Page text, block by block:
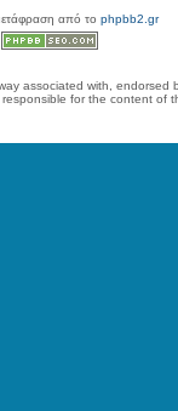
από τοphpbb2.gr
associated with, endorsed
for the content of